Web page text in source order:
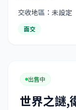
交收地區：未設定
面交
出售中
世界之謎,